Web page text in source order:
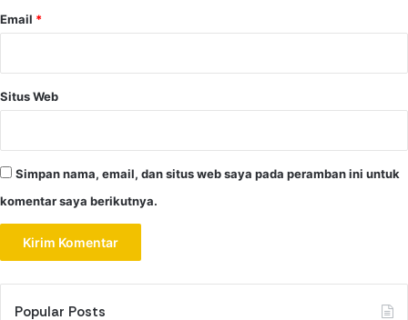
Email *
Situs Web
Simpan nama, email, dan situs web saya pada peramban ini untuk
komentar saya berikutnya.
Popular Posts